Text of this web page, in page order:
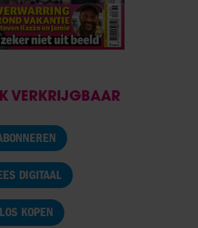
VERKRIJGBAAR
DIGITAAL
LOS KOPEN